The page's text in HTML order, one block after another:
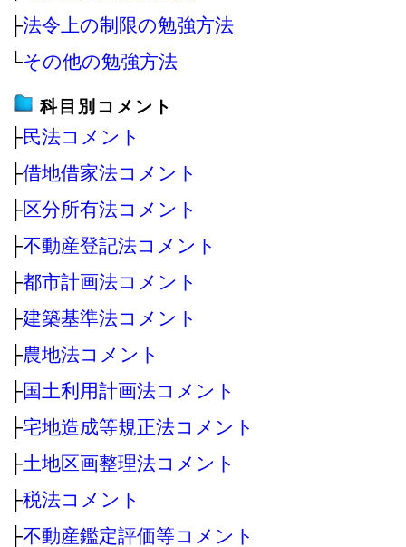
├法令上の制限の勉強方法
└その他の勉強方法
科目別コメント
├民法コメント
├借地借家法コメント
├区分所有法コメント
├不動産登記法コメント
├都市計画法コメント
├建築基準法コメント
├農地法コメント
├国土利用計画法コメント
├宅地造成等規正法コメント
├土地区画整理法コメント
├税法コメント
├不動産鑑定評価等コメント